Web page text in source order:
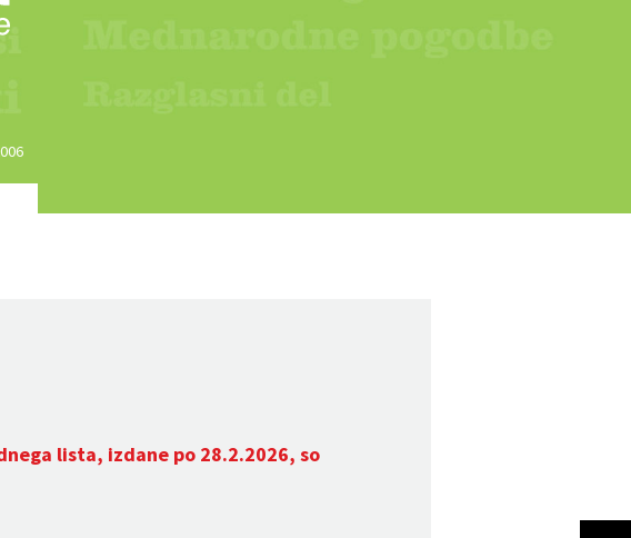
lista, izdane po 28.2.2026, so